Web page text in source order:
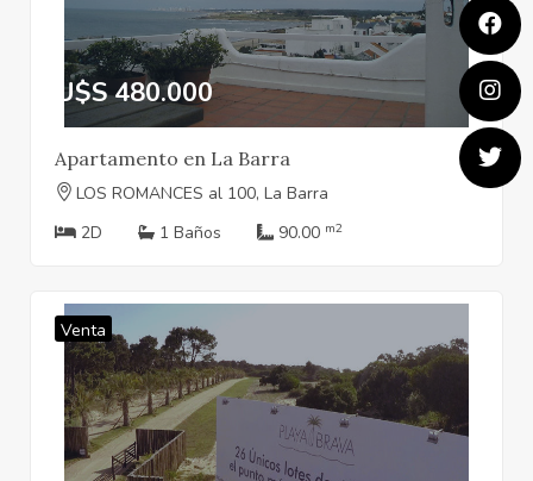
U$S 480.000
Apartamento en La Barra
LOS ROMANCES al 100, La Barra
2D
1 Baños 90.00 m2
Venta